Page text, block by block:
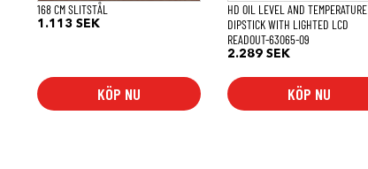
168 CM SLITSTÅL
1.113 SEK
KÖP NU
HD OIL LEVEL AND TEMPERATURE
DIPSTICK WITH LIGHTED LCD
READOUT-63065-09
2.289SEK
KÖP NU